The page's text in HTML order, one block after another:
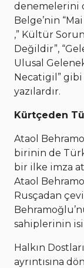
denemelerini
Belge’nin
,” Kültür
Değildir”,
Ulusal
Necatigil” gibi
yazılardır.
Kürtçeden
Ataol
birinin de
bir ilke imza
Ataol
Rusçadan
sahiplerinin
Halkın
ayrıntısına